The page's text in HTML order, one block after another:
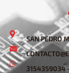
SAN PEDRO
3154359034